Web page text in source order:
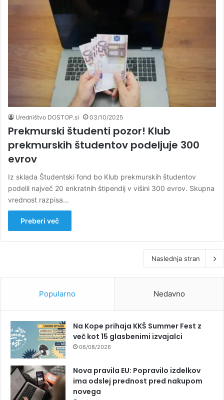
Uredništvo DOSTOP.si 03/10/2025
Prekmurski študenti pozor! Klub
prekmurskih študentov podeljuje 300
evrov
Iz sklada Študentski fond bo Klub prekmurskih študentov
podelil največ 20 enkratnih štipendij v višini 300 evrov. Skupna
vrednost razpisa…
Preberi več
Naslednja stran
Popularno Nedavno
Na Kope prihaja KKŠ Summer Fest z
več kot 15 glasbenimi izvajalci
06/08/2026
Nova pravila EU: Popravilo izdelkov
ima odslej prednost pred nakupom
novega